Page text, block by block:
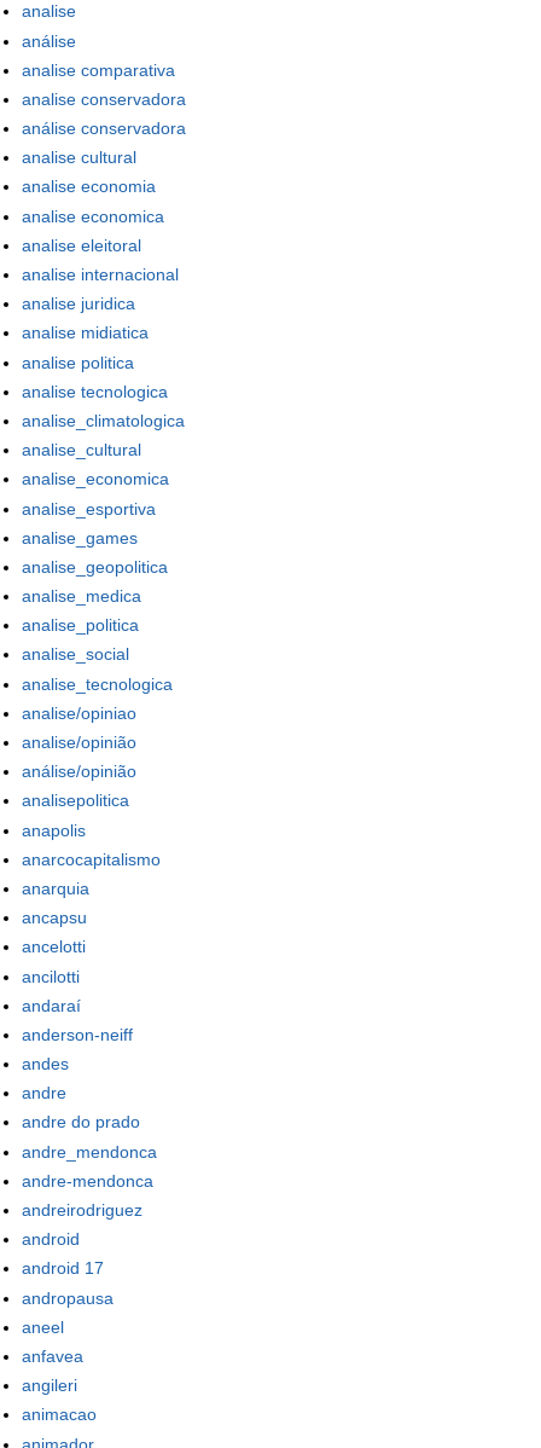
analise
análise
analise comparativa
analise conservadora
análise conservadora
analise cultural
analise economia
analise economica
analise eleitoral
analise internacional
analise juridica
analise midiatica
analise politica
analise tecnologica
analise_climatologica
analise_cultural
analise_economica
analise_esportiva
analise_games
analise_geopolitica
analise_medica
analise_politica
analise_social
analise_tecnologica
analise/opiniao
analise/opinião
análise/opinião
analisepolitica
anapolis
anarcocapitalismo
anarquia
ancapsu
ancelotti
ancilotti
andaraí
anderson-neiff
andes
andre
andre do prado
andre_mendonca
andre-mendonca
andreirodriguez
android
android 17
andropausa
aneel
anfavea
angileri
animacao
animador